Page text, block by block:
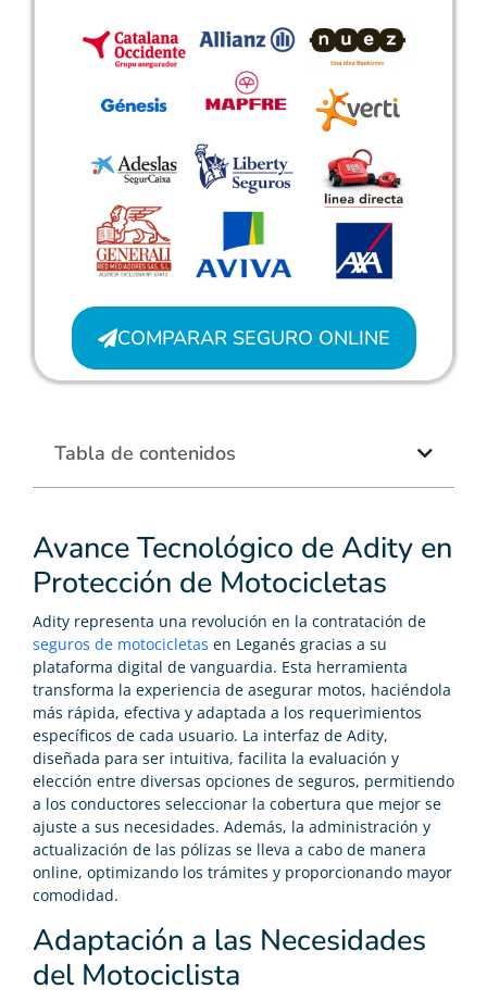
Avance Tecnológico de Adity en
Protección de Motocicletas
Adity representa una revolución en la contratación de
seguros de motocicletas en Leganés gracias a su
plataforma digital de vanguardia. Esta herramienta
transforma la experiencia de asegurar motos, haciéndola
más rápida, efectiva y adaptada a los requerimientos
específicos de cada usuario. La interfaz de Adity,
diseñada para ser intuitiva, facilita la evaluación y
elección entre diversas opciones de seguros, permitiendo
a los conductores seleccionar la cobertura que mejor se
ajuste a sus necesidades. Además, la administración y
actualización de las pólizas se lleva a cabo de manera
online, optimizando los trámites y proporcionando mayor
comodidad.
Adaptación a las Necesidades
del Motociclista
COMPARAR SEGURO ONLINE
Tabla de contenidos